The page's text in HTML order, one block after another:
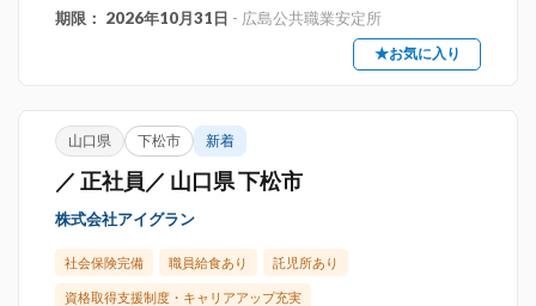
期限： 2026年10月31日 - 広島公共職業安定所
★お気に入り
山口県 下松市 新着
／ 正社員／ 山口県 下松市
株式会社アイグラン
社会保険完備 職員給食あり 託児所あり
資格取得支援制度・キャリアアップ充実